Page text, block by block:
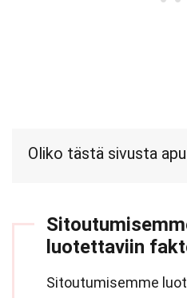
Oliko tästä sivusta
luotettaviin
Sitoutumisemme